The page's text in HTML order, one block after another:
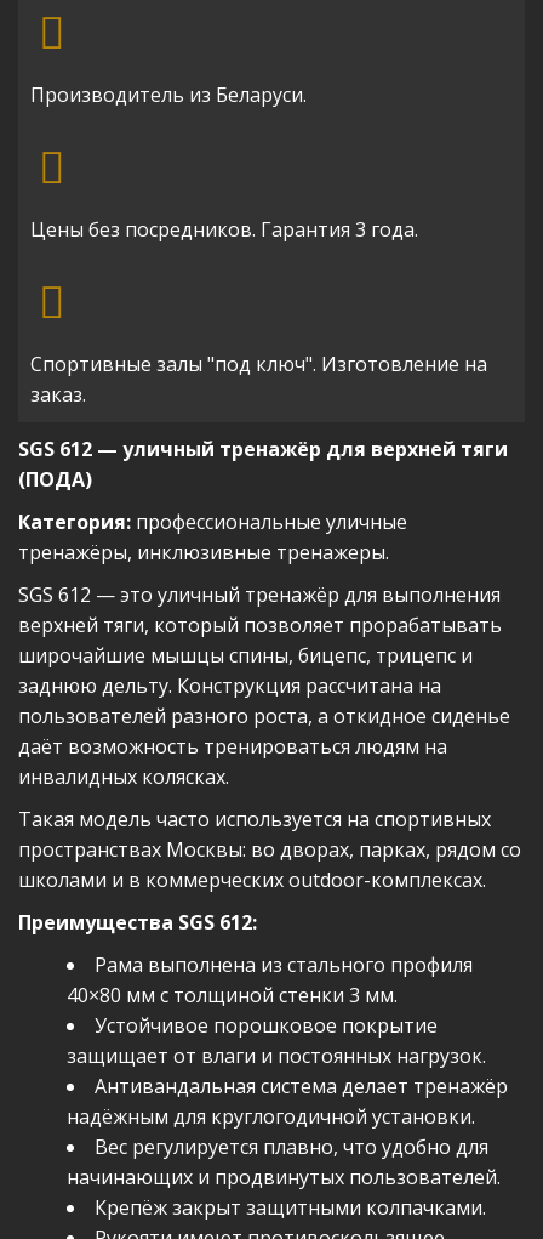
Производитель из Беларуси.
Цены без посредников. Гарантия 3 года.
Спортивные залы "под ключ". Изготовление на
заказ.
SGS 612 — уличный тренажёр для верхней тяги
(ПОДА)
Категория: профессиональные уличные
тренажёры, инклюзивные тренажеры.
SGS 612 — это уличный тренажёр для выполнения
верхней тяги, который позволяет прорабатывать
широчайшие мышцы спины, бицепс, трицепс и
заднюю дельту. Конструкция рассчитана на
пользователей разного роста, а откидное сиденье
даёт возможность тренироваться людям на
инвалидных колясках.
Такая модель часто используется на спортивных
пространствах Москвы: во дворах, парках, рядом со
школами и в коммерческих outdoor-комплексах.
Преимущества SGS 612:
Рама выполнена из стального профиля
40×80 мм с толщиной стенки 3 мм.
Устойчивое порошковое покрытие
защищает от влаги и постоянных нагрузок.
Антивандальная система делает тренажёр
надёжным для круглогодичной установки.
Вес регулируется плавно, что удобно для
начинающих и продвинутых пользователей.
Крепёж закрыт защитными колпачками.